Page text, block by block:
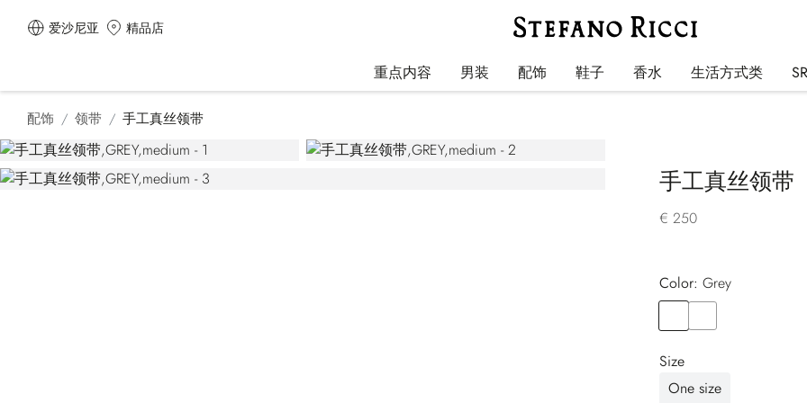
爱沙尼亚 精品店
重点内容 男装 配饰 鞋子 香水 生活方式类
配饰 领带 手工真丝领带
手工真丝领带
€ 250
Color:
grey
Size
One size